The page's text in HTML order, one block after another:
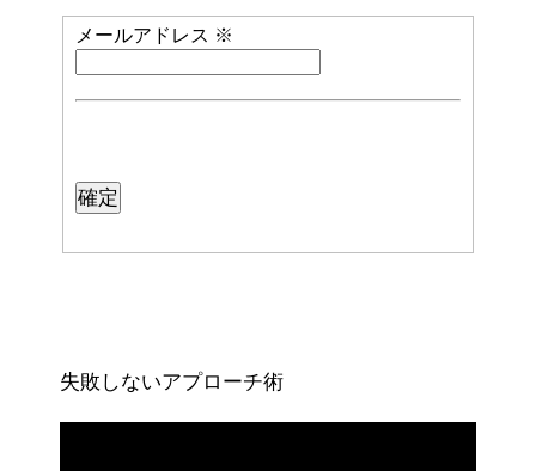
メールアドレス ※
失敗しないアプローチ術